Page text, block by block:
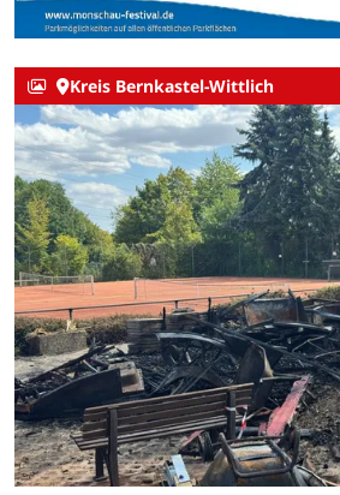
Kreis Bernkastel-Wittlich